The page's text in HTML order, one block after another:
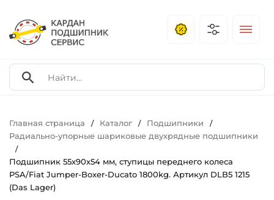
Главная страница / Каталог / Подшипники /
Радиально-упорные шариковые двухрядные подшипники
/
Подшипник 55х90х54 мм, ступицы переднего колеса
PSA/Fiat Jumper-Boxer-Ducato 1800kg. Артикул DLB5 1215
(Das Lager)